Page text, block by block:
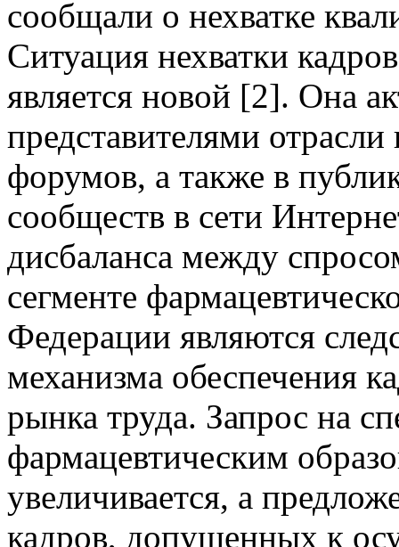
сообщали о нехватке
Ситуация нехватки
является новой [2]. Она
представителями
форумов, а также в
сообществ в сети
дисбаланса между
сегменте
Федерации являются
механизма обеспечения
рынка труда. Запрос на
фармацевтическим
увеличивается, а
кадров, допущенных к